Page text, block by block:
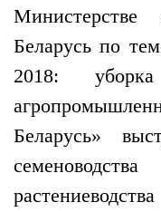
Министерстве
Беларусь по
2018:
Беларусь»